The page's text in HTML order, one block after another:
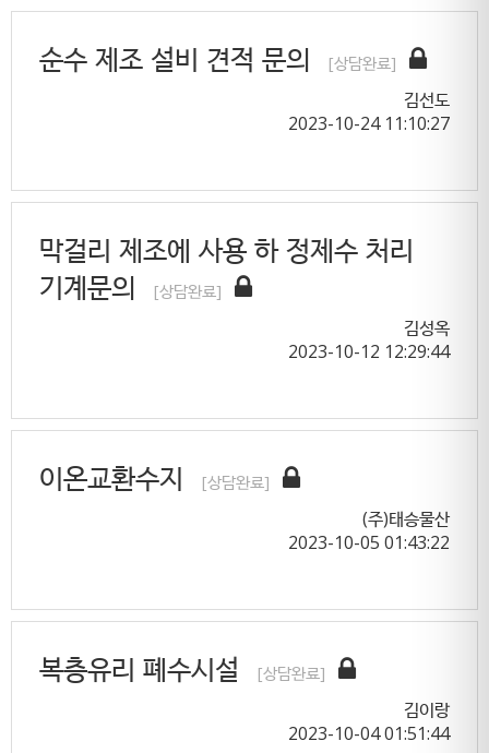
순수 제조 설비 견적 문의 [상담완료]
김선도
2023-10-24 11:10:27
막걸리 제조에 사용 하 정제수 처리
기계문의
[상담완료]
김성옥
2023-10-12 12:29:44
이온교환수지 [상담완료]
(주)태승물산
2023-10-05 01:43:22
복층유리 폐수시설 [상담완료]
김이랑
2023-10-04 01:51:44